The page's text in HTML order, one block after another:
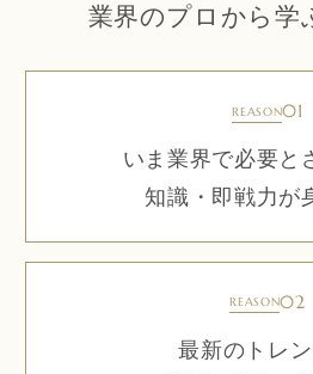
業界のプロから学
REASON01
いま業界で必要と
知識・即戦力が
REASON02
最新のトレ